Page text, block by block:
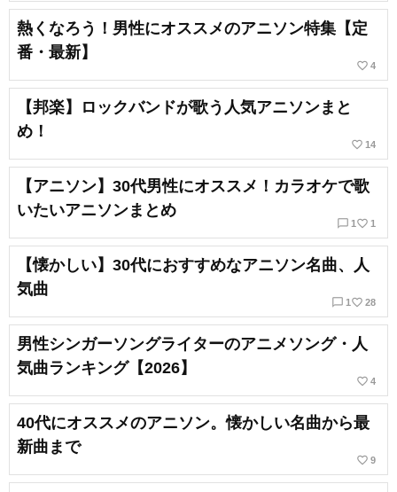
熱くなろう！男性にオススメのアニソン特集【定
番・最新】
favorite_border 4
【邦楽】ロックバンドが歌う人気アニソンまと
め！
favorite_border 14
【アニソン】30代男性にオススメ！カラオケで歌
いたいアニソンまとめ
chat_bubble_outline 1 favorite_border 1
【懐かしい】30代におすすめなアニソン名曲、人
気曲
chat_bubble_outline 1 favorite_border 28
男性シンガーソングライターのアニメソング・人
気曲ランキング【2026】
favorite_border 4
40代にオススメのアニソン。懐かしい名曲から最
新曲まで
favorite_border 9